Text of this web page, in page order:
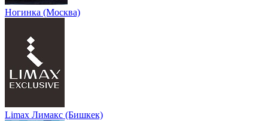
Ногинка (Москва)
Limax Лимакс (Бишкек)